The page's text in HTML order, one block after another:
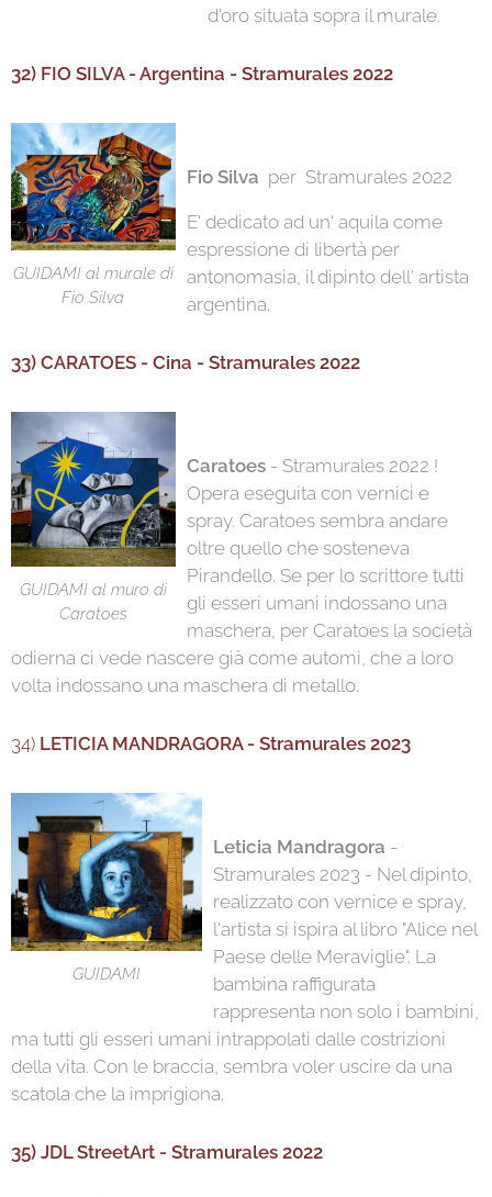
d'oro situata sopra il murale.
32) FIO SILVA - Argentina - Stramurales 2022
GUIDAMI al murale di
Fio Silva
Fio Silva per Stramurales 2022
E' dedicato ad un' aquila come
espressione di libertà per
antonomasia, il dipinto dell' artista
argentina.
33) CARATOES - Cina - Stramurales 2022
GUIDAMI al muro di
Caratoes
Caratoes - Stramurales 2022 !
Opera eseguita con vernici e
spray. Caratoes sembra andare
oltre quello che sosteneva
Pirandello. Se per lo scrittore tutti
gli esseri umani indossano una
maschera, per Caratoes la società
odierna ci vede nascere già come automi, che a loro
volta indossano una maschera di metallo.
34) LETICIA MANDRAGORA - Stramurales 2023
GUIDAMI
Leticia Mandragora -
Stramurales 2023 - Nel dipinto,
realizzato con vernice e spray,
l'artista si ispira al libro "Alice nel
Paese delle Meraviglie". La
bambina raffigurata
rappresenta non solo i bambini,
ma tutti gli esseri umani intrappolati dalle costrizioni
della vita. Con le braccia, sembra voler uscire da una
scatola che la imprigiona.
35) JDL StreetArt - Stramurales 2022